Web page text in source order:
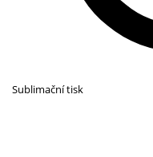
Sublimační tisk